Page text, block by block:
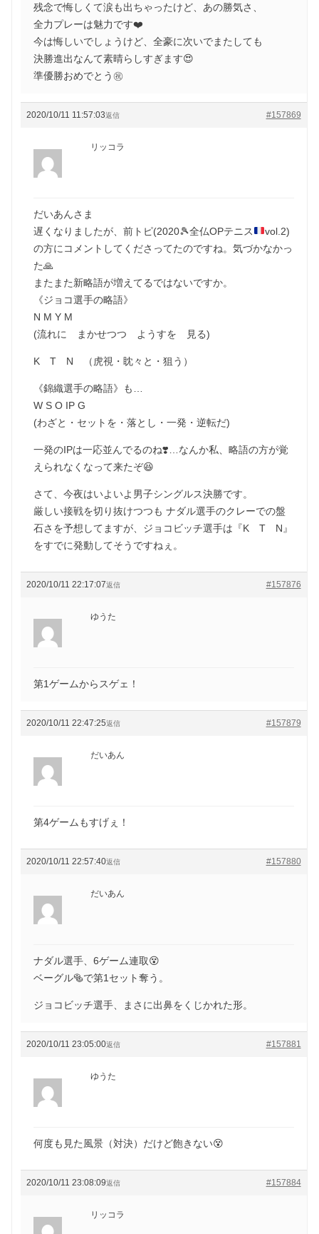
残念で悔しくて涙も出ちゃったけど、あの勝気さ、
全力プレーは魅力です❤️
今は悔しいでしょうけど、全豪に次いでまたしても
決勝進出なんて素晴らしすぎます😍
準優勝おめでとう㊗️
2020/10/11 11:57:03 #157869
返信
リッコラ
だいあんさま
遅くなりましたが、前トピ(2020🎾全仏OPテニス
vol.2)
の方にコメントしてくださってたのですね。気づかなかっ
た🙏
またまた新略語が増えてるではないですか。
《ジョコ選手の略語》
N M Y M
(流れに まかせつつ ようすを 見る)
K T N （虎視・眈々と・狙う）
《錦織選手の略語》も…
W S O IP G
(わざと・セットを・落とし・一発・逆転だ)
一発のIPは一応並んでるのね❣️…なんか私、略語の方が覚
えられなくなって来たぞ😆
さて、今夜はいよいよ男子シングルス決勝です。
厳しい接戦を切り抜けつつも ナダル選手のクレーでの盤
石さを予想してますが、ジョコビッチ選手は『K T N』
をすでに発動してそうですねぇ。
2020/10/11 22:17:07 #157876
返信
ゆうた
第1ゲームからスゲェ！
2020/10/11 22:47:25 #157879
返信
だいあん
第4ゲームもすげぇ！
2020/10/11 22:57:40 #157880
返信
だいあん
ナダル選手、6ゲーム連取😵
ベーグル🥯で第1セット奪う。
ジョコビッチ選手、まさに出鼻をくじかれた形。
2020/10/11 23:05:00 #157881
返信
ゆうた
何度も見た風景（対決）だけど飽きない😵
2020/10/11 23:08:09 #157884
返信
リッコラ